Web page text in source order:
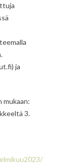
ja
mukaan:
3.